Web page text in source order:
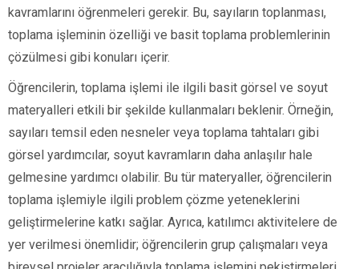
kavramlarını öğrenmeleri gerekir. Bu, sayıların toplanması,
toplama işleminin özelliği ve basit toplama problemlerinin
çözülmesi gibi konuları içerir.
Öğrencilerin, toplama işlemi ile ilgili basit görsel ve soyut
materyalleri etkili bir şekilde kullanmaları beklenir. Örneğin,
sayıları temsil eden nesneler veya toplama tahtaları gibi
görsel yardımcılar, soyut kavramların daha anlaşılır hale
gelmesine yardımcı olabilir. Bu tür materyaller, öğrencilerin
toplama işlemiyle ilgili problem çözme yeteneklerini
geliştirmelerine katkı sağlar. Ayrıca, katılımcı aktivitelere de
yer verilmesi önemlidir; öğrencilerin grup çalışmaları veya